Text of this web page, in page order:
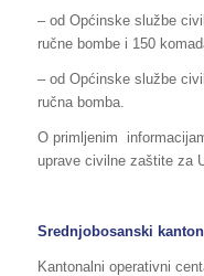
– od Općinske službe
ručne bombe i 150
– od Općinske službe
ručna bomba.
O primljenim
uprave civilne zaštite za
Srednjobosanski kanton
Kantonalni operativni